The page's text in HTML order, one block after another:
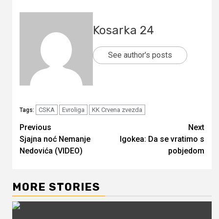
Kosarka 24
See author's posts
Tags: CSKA Evroliga KK Crvena zvezda
Continue
Reading
Previous
Sjajna noć Nemanje
Nedovića (VIDEO)
Next
Igokea: Da se vratimo s
pobjedom
MORE STORIES